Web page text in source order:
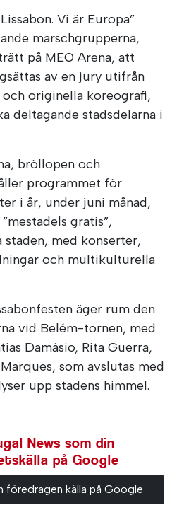
Vi är Europa”
marschgrupperna,
på MEO Arena, att
av en jury utifrån
originella koreografi,
deltagande stadsdelarna i
bröllopen och
programmet för
i år, under juni månad,
gratis”,
med konserter,
och multikulturella
äger rum den
vid Belém-tornen, med
Damásio, Rita Guerra,
som avslutas med
upp stadens himmel.
News som din
på Google
föredragen källa på Google